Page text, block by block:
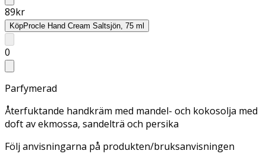
89kr
KöpProcle Hand Cream Saltsjön, 75 ml
0
Parfymerad
Återfuktande handkräm med mandel- och kokosolja med
doft av ekmossa, sandelträ och persika
Följ anvisningarna på produkten/bruksanvisningen